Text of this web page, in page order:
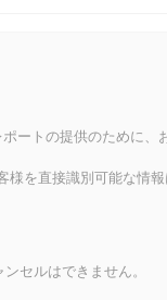
ートの提供のために、
様を直接識別可能な情
セルはできません。